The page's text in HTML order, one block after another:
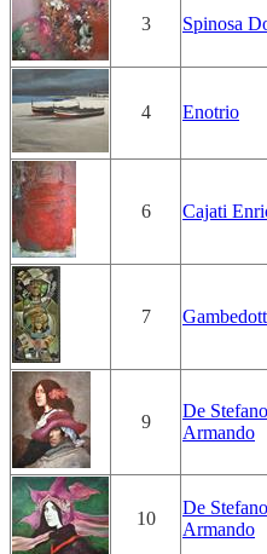
3 Spinosa
4 Enotrio
6 Cajati
7
9
De Stefano
Armando
10
De Stefano
Armando